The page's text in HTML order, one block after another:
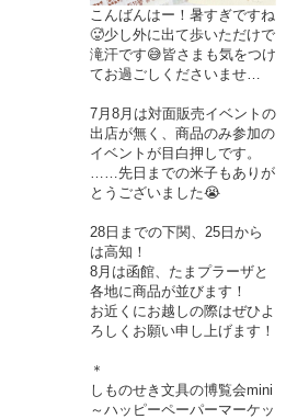
こんばんはー！暑すぎですね
🥵少し外に出て歩いただけで
滝汗です😅皆さまも気をつけ
てお過ごしくださいませ…
7月8月は対面販売イベントの
出店が無く、商品のみ参加の
イベントが目白押しです。
……先日までの米子もありが
とうございました😭
28日までの下関、25日から
は高知！
8月は函館、たまプラーザと
各地に商品が並びます！
お近くにお越しの際はぜひよ
ろしくお願い申し上げます！
＊
しものせき文具の博覧会mini
～ハッピーペーパーマーケッ